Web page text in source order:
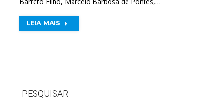
LEIA MAIS
PESQUISAR